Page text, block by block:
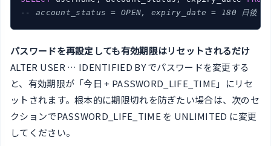
-- account_status = OPEN, expiry_date = 180 日後 であ
パスワードを再設定しても有効期限はリセットされるだけ
ALTER USER … IDENTIFIED BY でパスワードを変更する
と、有効期限が「今日 + PASSWORD_LIFE_TIME」にリセ
ットされます。根本的に期限切れを防ぎたい場合は、次のセ
クションでPASSWORD_LIFE_TIME を UNLIMITED に変更
してください。